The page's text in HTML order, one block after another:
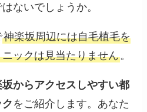
ないでしょうか。
神楽坂周辺には自毛植毛を
ックは見当たりません。
坂からアクセスしやすい都
をご紹介します。あなた